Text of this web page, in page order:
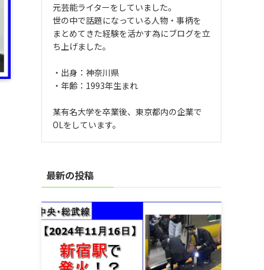
元芸能ライターをしていました。
世の中で話題になっている人物・事柄を
まとめてきた経験を活かす為にブログを立
ち上げました。
・出身：神奈川県
・年齢：1993年生まれ
某有名大学を卒業後、東京都内の企業で
OLをしています。
最新の投稿